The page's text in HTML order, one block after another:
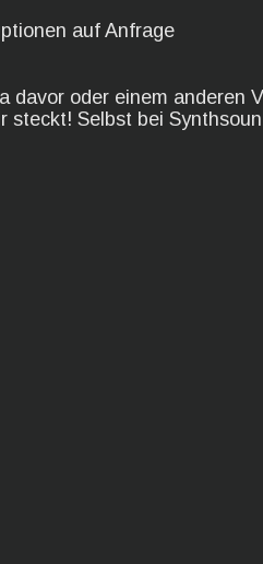
auf Anfrage
davor oder einem
steckt! Selbst bei